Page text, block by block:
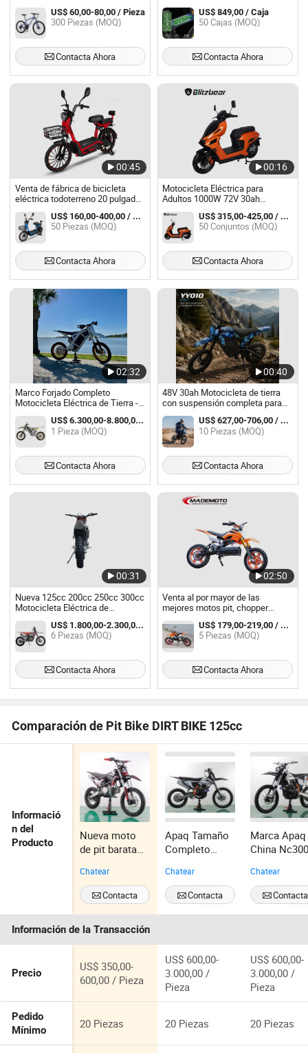
Tierra para Adultos
US$ 60,00-80,00 / Pieza
300 Piezas (MOQ)
Contacta Ahora
K8 Doble Motor 2000W Ebike
US$ 849,00 / Caja
50 Cajas (MOQ)
Contacta Ahora
00:45
Venta de fábrica de bicicleta
eléctrica todoterreno 20 pulgadas
500W bicicleta eléctrica de tierra
US$ 160,00-400,00 / Pieza
50 Piezas (MOQ)
Contacta Ahora
00:16
Motocicleta Eléctrica para
Adultos 1000W 72V 30ah
Motocicleta de Tierra Eléctrica de
Batería
US$ 315,00-425,00 / Set
50 Conjuntos (MOQ)
Contacta Ahora
02:32
Marco Forjado Completo
Motocicleta Eléctrica de Tierra -
36kW Potencia Máxima 640N.m
Transmisión Directa para
Carreras Off-road
Extremadamente Ligeras
US$ 6.300,00-8.800,00 / Pieza
1 Pieza (MOQ)
Contacta Ahora
00:40
48V 30ah Motocicleta de tierra
con suspensión completa para
paseos de fin de semana,
neumático ancho suministro
directo
US$ 627,00-706,00 / Pieza
10 Piezas (MOQ)
Contacta Ahora
00:31
Nueva 125cc 200cc 250cc 300cc
Motocicleta Eléctrica de
Combustible Barata de Precio de
Fábrica para Enduro Off Road,
Moto de Pit Enduro, Gran
Potencia, Moto de Tierra para
Adultos
US$ 1.800,00-2.300,00 / Pieza
6 Piezas (MOQ)
Contacta Ahora
02:50
Venta al por mayor de las
mejores motos pit, chopper
eléctrico mini barato, motocicleta
para niños, precio de bicicleta de
tierra a la venta
US$ 179,00-219,00 / Pieza
5 Piezas (MOQ)
Contacta Ahora
Comparación de Pit Bike DIRT BIKE 125cc
Informació
n del
Producto
Nueva moto
de pit barata
Chatear
Contacta
Ahora
Apaq Tamaño
Completo
Motocicleta de
Agua
Refrigerada
para Adultos
Chatear
Contacta
Ahora
Marca
China
Motocicleta
Enduro
Chatear
Contacta
Ahora
Información de la Transacción
Precio
US$ 350,00-
600,00 / Pieza
US$ 600,00-
3.000,00 /
Pieza
US$ 600,00-
3.000,00 /
Pieza
Pedido
Mínimo
20 Piezas 20 Piezas 20 Piezas